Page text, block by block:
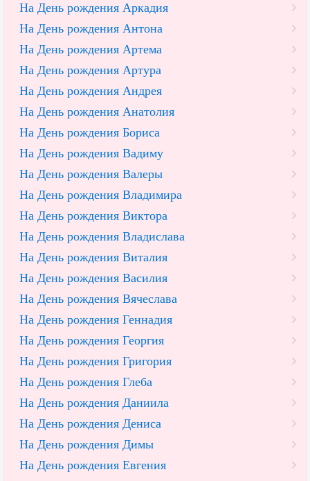
На День рождения Аркадия
На День рождения Антона
На День рождения Артема
На День рождения Артура
На День рождения Андрея
На День рождения Анатолия
На День рождения Бориса
На День рождения Вадиму
На День рождения Валеры
На День рождения Владимира
На День рождения Виктора
На День рождения Владислава
На День рождения Виталия
На День рождения Василия
На День рождения Вячеслава
На День рождения Геннадия
На День рождения Георгия
На День рождения Григория
На День рождения Глеба
На День рождения Даниила
На День рождения Дениса
На День рождения Димы
На День рождения Евгения